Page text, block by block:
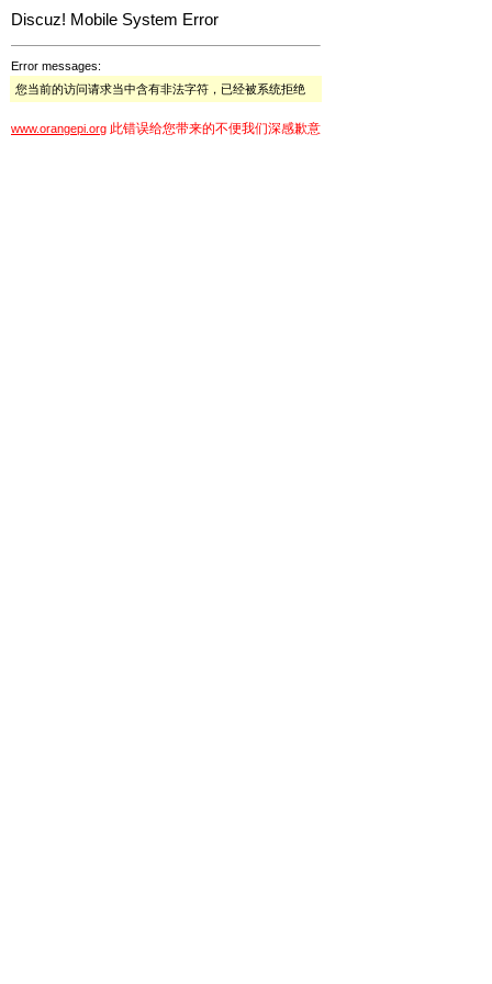
Discuz! Mobile System Error
Error messages:
您当前的访问请求当中含有非法字符，已经被系统拒绝
www.orangepi.org 此错误给您带来的不便我们深感歉意